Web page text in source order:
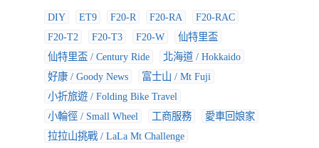
DIY ET9 F20-R F20-RA
F20-RAC
F20-T2
F20-T3 F20-W
仙特里盃
仙特里盃 / Century Ride
北海道 / Hokkaido
好康 / Goody News
富士山 / Mt Fuji
小折旅遊 / Folding Bike Travel
小輪徑 / Small Wheel
工商服務
愛車回娘家
拉拉山挑戰 / LaLa Mt Challenge